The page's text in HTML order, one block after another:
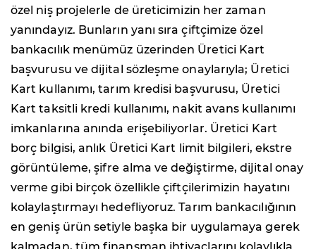
özel niş projelerle de üreticimizin her zaman
yanındayız. Bunların yanı sıra çiftçimize özel
bankacılık menümüz üzerinden Üretici Kart
başvurusu ve dijital sözleşme onaylarıyla; Üretici
Kart kullanımı, tarım kredisi başvurusu, Üretici
Kart taksitli kredi kullanımı, nakit avans kullanımı
imkanlarına anında erişebiliyorlar. Üretici Kart
borç bilgisi, anlık Üretici Kart limit bilgileri, ekstre
görüntüleme, şifre alma ve değiştirme, dijital onay
verme gibi birçok özellikle çiftçilerimizin hayatını
kolaylaştırmayı hedefliyoruz. Tarım bankacılığının
en geniş ürün setiyle başka bir uygulamaya gerek
kalmadan, tüm finansman ihtiyaçlarını kolaylıkla